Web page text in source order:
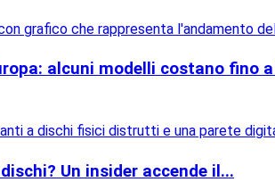
alcuni modelli costano fino
Un insider accende il...